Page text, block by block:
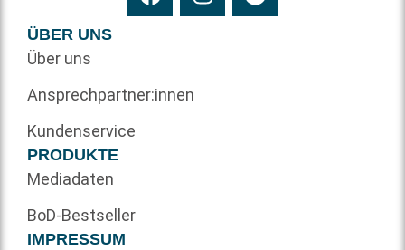
ÜBER UNS
Über uns
Ansprechpartner:innen
Kundenservice
PRODUKTE
Mediadaten
BoD-Bestseller
IMPRESSUM